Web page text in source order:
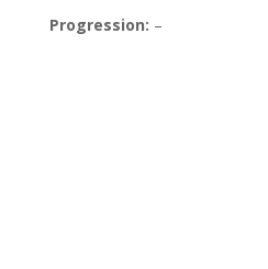
Progression: –